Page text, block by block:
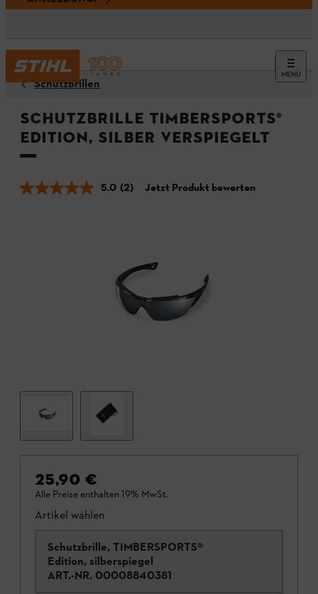
MENÜ
Schutzbrillen
Schutzbrille TIMBERSPORTS®
Edition, silber verspiegelt
5.0 (2) Jetzt Produkt bewerten
25,90 €
Alle Preise enthalten 19% MwSt.
Artikel wählen
Schutzbrille, TIMBERSPORTS®
Edition, silberspiegel
ART.-NR. 00008840381